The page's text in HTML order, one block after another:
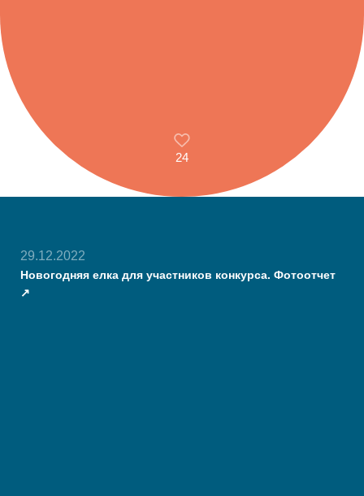
24
29.12.2022
Новогодняя елка для участников конкурса. Фотоотчет